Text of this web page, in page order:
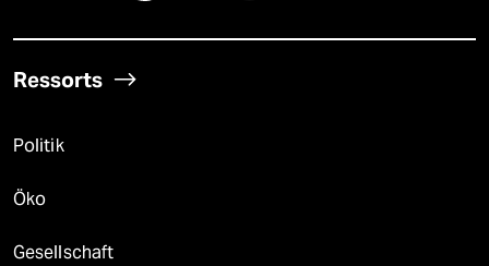
Ressorts
Politik
Öko
Gesellschaft